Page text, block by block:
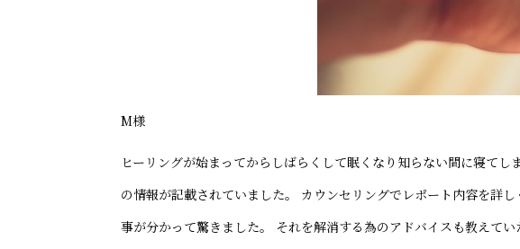
M様
ヒーリングが始まってからしばらくして眠くなり知らない間に寝て
の情報が記載されていました。 カウンセリングでレポート内容を詳
事が分かって驚きました。 それを解消する為のアドバイスも教えて